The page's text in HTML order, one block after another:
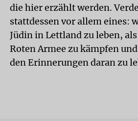
die hier erzählt werden.
stattdessen vor allem eines:
Jüdin in Lettland zu leben,
Roten Armee zu kämpfen
den Erinnerungen daran zu